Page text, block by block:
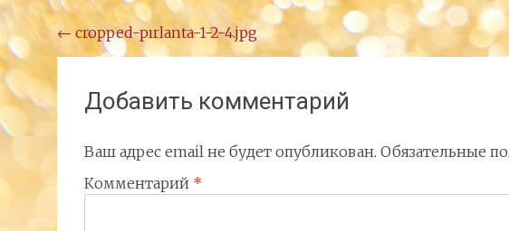
Навигация
по
записям
← cropped-pırlanta-1-2-4.jpg
Добавить комментарий
Ваш адрес email не будет опубликован. Обязательные
Комментарий *